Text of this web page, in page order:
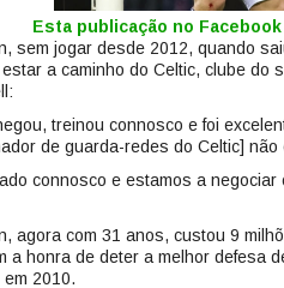
Esta publicação no
sem jogar desde 2012, quando
a caminho do Celtic, clube do
treinou connosco e foi
de guarda-redes do Celtic]
connosco e estamos a
agora com 31 anos, custou 9
a honra de deter a melhor defesa
2010.